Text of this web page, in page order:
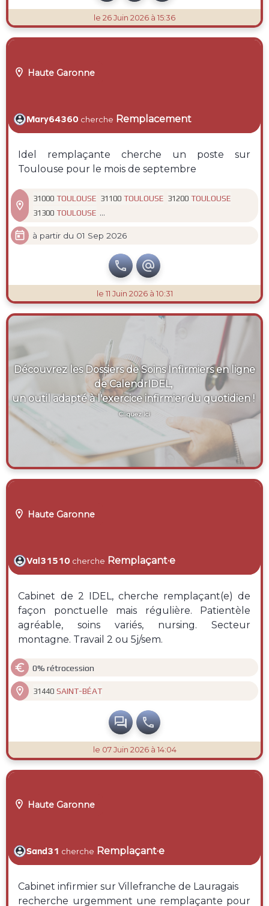
le 26 Juin 2026 à 15:36
 Haute Garonne
Mary64360 cherche Remplacement
Idel remplaçante cherche un poste sur
Toulouse pour le mois de septembre

31000 TOULOUSE 31100 TOULOUSE 31200 TOULOUSE
31300 TOULOUSE ...
 à partir du 01 Sep 2026
 
le 11 Juin 2026 à 10:31
Découvrez les Dossiers de Soins Infirmiers en ligne
de CalendrIDEL,
un outil adapté à l'exercice infirmier du quotidien !
Cliquez ici
 Haute Garonne
Val31510 cherche Remplaçant·e
Cabinet de 2 IDEL, cherche remplaçant(e) de
façon ponctuelle mais régulière. Patientèle
agréable, soins variés, nursing. Secteur
montagne. Travail 2 ou 5j/sem.
 0% rétrocession
 31440 SAINT-BÉAT
 
le 07 Juin 2026 à 14:04
 Haute Garonne
Sand31 cherche Remplaçant·e
Cabinet infirmier sur Villefranche de Lauragais
recherche urgemment une remplaçante pour